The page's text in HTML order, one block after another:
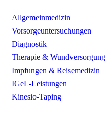
Allgemeinmedizin
Vorsorgeuntersuchungen
Diagnostik
Therapie & Wundversorgung
Impfungen & Reisemedizin
IGeL-Leistungen
Kinesio-Taping